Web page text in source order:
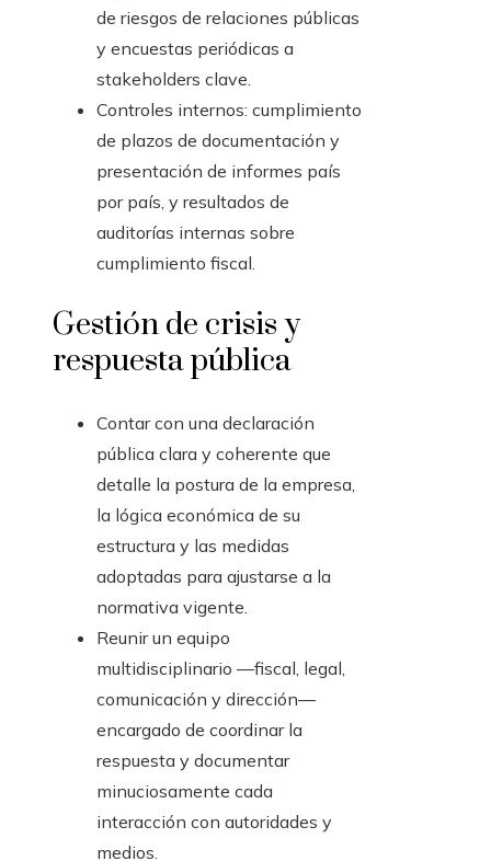
de riesgos de relaciones públicas
y encuestas periódicas a
stakeholders clave.
Controles internos: cumplimiento
de plazos de documentación y
presentación de informes país
por país, y resultados de
auditorías internas sobre
cumplimiento fiscal.
Gestión de crisis y
respuesta pública
Contar con una declaración
pública clara y coherente que
detalle la postura de la empresa,
la lógica económica de su
estructura y las medidas
adoptadas para ajustarse a la
normativa vigente.
Reunir un equipo
multidisciplinario —fiscal, legal,
comunicación y dirección—
encargado de coordinar la
respuesta y documentar
minuciosamente cada
interacción con autoridades y
medios.